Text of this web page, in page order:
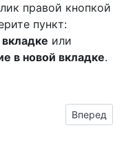
правой кнопкой
пункт:
или
в новой вкладке.
на прозрачном
Вперед